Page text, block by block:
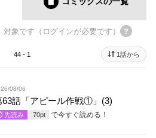
対象です（ログインが必要です）
44 - 1 1話から
08/06
63話「アピール作戦①」(3)
先読み 70pt で今すぐ読める！